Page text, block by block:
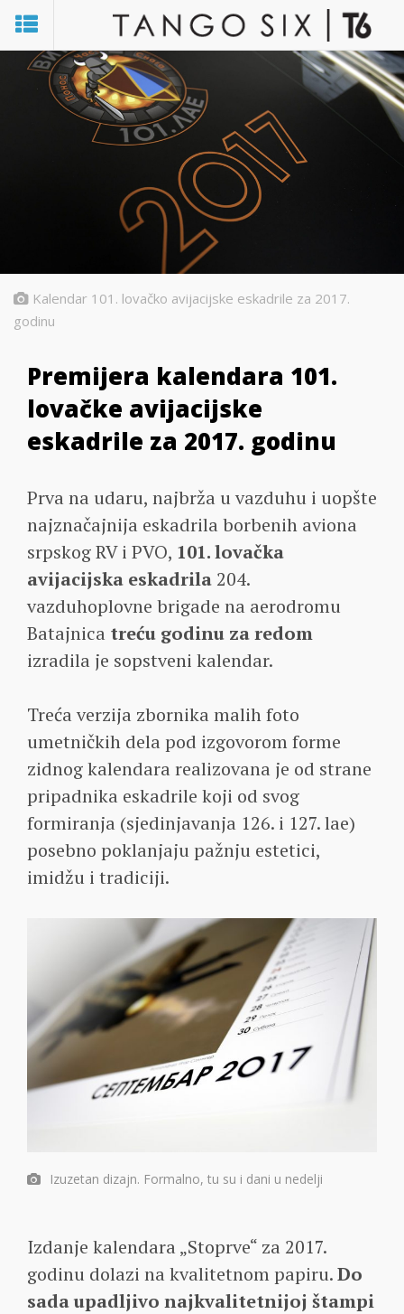
Kalendar 101. lovačko avijacijske eskadrile za 2017.
godinu
Premijera kalendara 101.
lovačke avijacijske
eskadrile za 2017. godinu
Prva na udaru, najbrža u vazduhu i uopšte
najznačajnija eskadrila borbenih aviona
srpskog RV i PVO, 101. lovačka
avijacijska eskadrila 204.
vazduhoplovne brigade na aerodromu
Batajnica treću godinu za redom
izradila je sopstveni kalendar.
Treća verzija zbornika malih foto
umetničkih dela pod izgovorom forme
zidnog kalendara realizovana je od strane
pripadnika eskadrile koji od svog
formiranja (sjedinjavanja 126. i 127. lae)
posebno poklanjaju pažnju estetici,
imidžu i tradiciji.
Izuzetan dizajn. Formalno, tu su i dani u nedelji
Izdanje kalendara „Stoprve“ za 2017.
godinu dolazi na kvalitetnom papiru.Do
sada upadljivo najkvalitetnijoj štampi